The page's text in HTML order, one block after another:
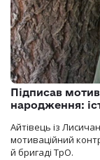
Підписав
народження:
Айтівець із
мотиваційний
й бригаді ТрО.